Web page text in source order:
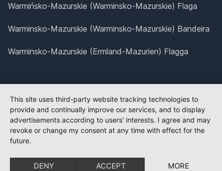
Warmińsko-Mazurskie (Warminsko-Mazurskie) Flaga
Warminsko-Mazurskie (Warminsko-Mazurskie) Bandeira
Warminsko-Mazurskie (Ermland-Mazurien) Flagga
This site uses third-party website tracking technologies to
provide and continually improve our services, and to display
advertisements according to users' interests. I agree and may
revoke or change my consent at any time with effect for the
future.
DENY ACCEPT MORE